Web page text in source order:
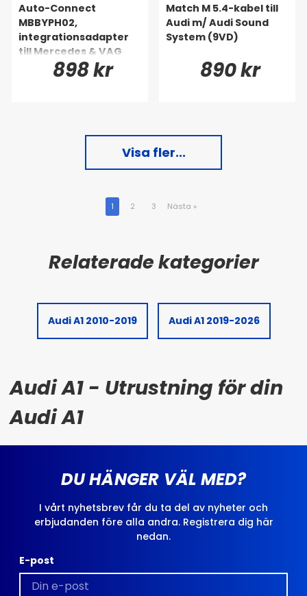
Auto-Connect
MBBYPH02,
integrationsadapter
till Mercedes & VAG
898 kr
Match M 5.4-kabel till
Audi m/ Audi Sound
System (9VD)
890 kr
Visa fler...
1 2 3 Nästa »
Audi A1 2010-2019 Audi A1 2019-2026
Audi A1 - Utrustning för din
Audi A1
DU HÄNGER VÄL MED?
I vårt nyhetsbrev får du ta del av nyheter och
erbjudanden före alla andra. Registrera dig här
nedan.
E-post